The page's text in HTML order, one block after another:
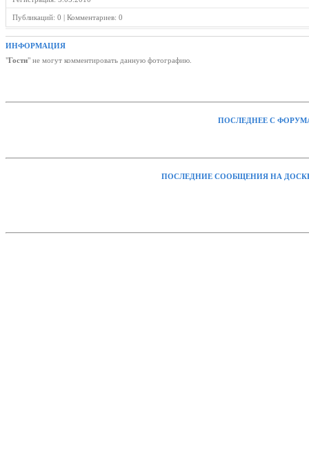
Публикаций: 0 | Комментариев: 0
ИНФОРМАЦИЯ
"Гости" не могут комментировать данную фотографию.
ПОСЛЕДНЕЕ С
ПОСЛЕДНИЕ СООБЩЕНИЯ НА